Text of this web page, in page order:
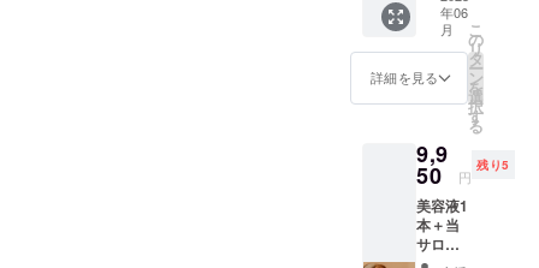
開発
チー
一員と
して参
出来ま
す。
●今回美
容液を
購入し
ていた
回目・
３回目
ンバー
価格の
10,780
見たい
方は、
ぜひ、
このお
くださ
い。
（※写真
はイ
メージ
です）
ンバー
の一員
として
も参加
できま
す。 化
作って
みたい
方、化
粧品が
お好き
な方、
年06
月
詳細を見る
こ
の
リ
タ
ー
ン
を
選
択
す
る
9,9
50 円
残り5
美容液1
本＋当
サロン
で使用